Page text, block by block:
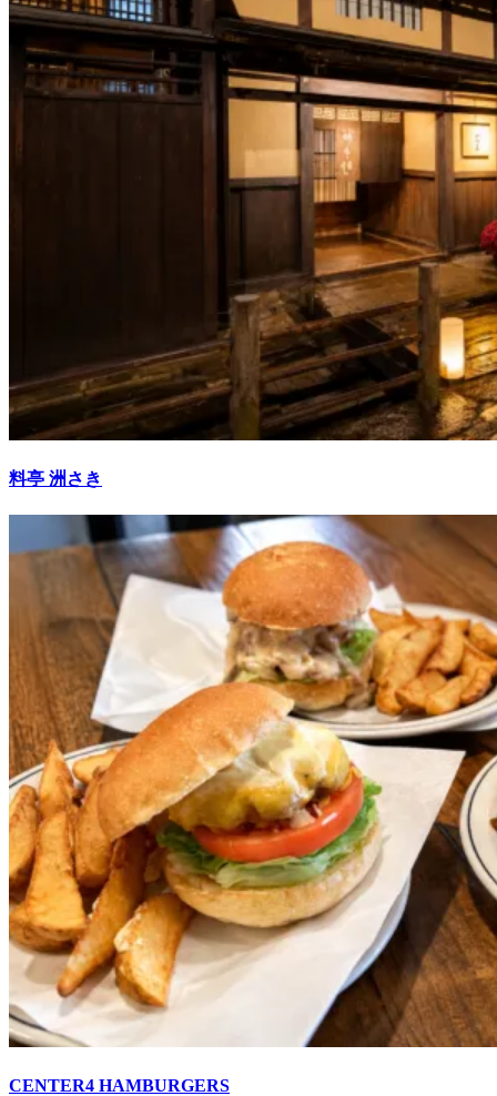
料亭 洲さき
CENTER4 HAMBURGERS